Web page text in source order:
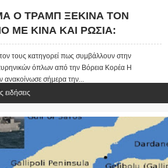
Ο ΤΡΑΜΠ ΞΕΚΙΝΑ ΤΟΝ
ΜΕ ΚΙΝΑ ΚΑΙ ΡΩΣΙΑ:
από τις ΗΠΑ σε 10
και έξι πρόσωπα στην
στη Ρωσία
τους κατηγορεί πως συμβάλλουν στην
όπλων από την Βόρεια Κορέα Η
ανακοίνωσε σήμερα την...
ειδήσεις